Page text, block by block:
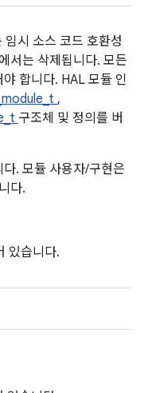
시 소스 코드 호환성
서는 삭제됩니다. 모든
합니다. HAL 모듈 인
,
구조체 및 정의를 버
. 모듈 사용자/구현은
다.
있습니다.